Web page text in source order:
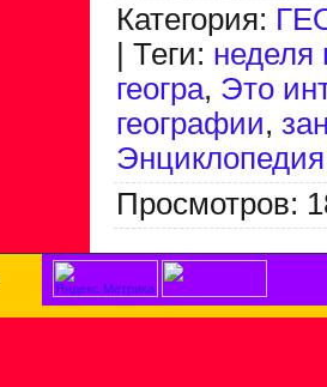
Категория:
| Теги: неделя
геогра, Это
географии,
Энциклопедия
Просмотров: